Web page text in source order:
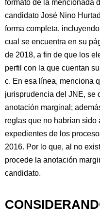
formato de la mencionada
candidato José Nino
forma completa,
cual se encuentra en su
de 2018, a fin de que los
perfil con la que cuentan
c. En esa línea, menciona
jurisprudencia del JNE, se
anotación marginal;
reglas que no habrían
expedientes de los
2016. Por lo que, al no
procede la anotación
candidato.